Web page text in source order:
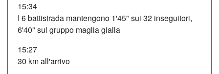
15:34
I 6 battistrada mantengono 1'45" sui 32 inseguitori,
6'40" sul gruppo maglia gialla
15:27
30 km all'arrivo